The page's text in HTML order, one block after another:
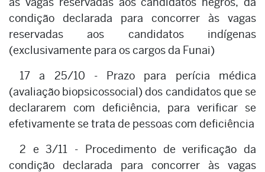
condição declarada para concorrer às vagas
reservadas aos candidatos indígenas
(exclusivamente para os cargos da Funai)
17 a 25/10 - Prazo para perícia médica
(avaliação biopsicossocial) dos candidatos que se
declararem com deficiência, para verificar se
efetivamente se trata de pessoas com deficiência
2 e 3/11 - Procedimento de verificação da
condição declarada para concorrer às vagas